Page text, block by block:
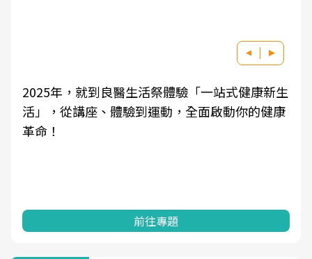
2025年，就到良醫生活祭體驗「一站式健康新生
活」，從講座、體驗到運動，全面啟動你的健康
革命！
前往專題